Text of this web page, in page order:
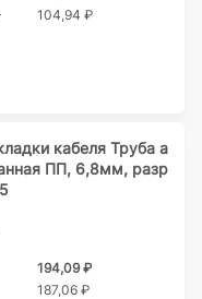
104,94 ₽
кабеля Труба а
ПП, 6,8мм, разр
194,09 ₽
187,06 ₽